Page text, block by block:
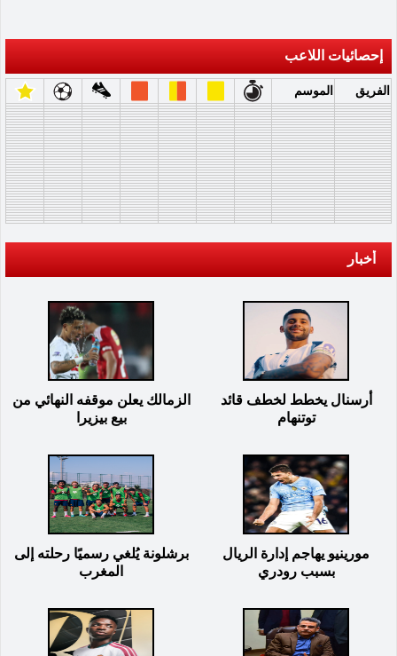
إحصائيات اللاعب
الفريق الموسم
أخبار
أرسنال يخطط لخطف قائد
توتنهام
الزمالك يعلن موقفه النهائي من
بيع بيزيرا
مورينيو يهاجم إدارة الريال
بسبب رودري
برشلونة يُلغي رسميًا رحلته إلى
المغرب